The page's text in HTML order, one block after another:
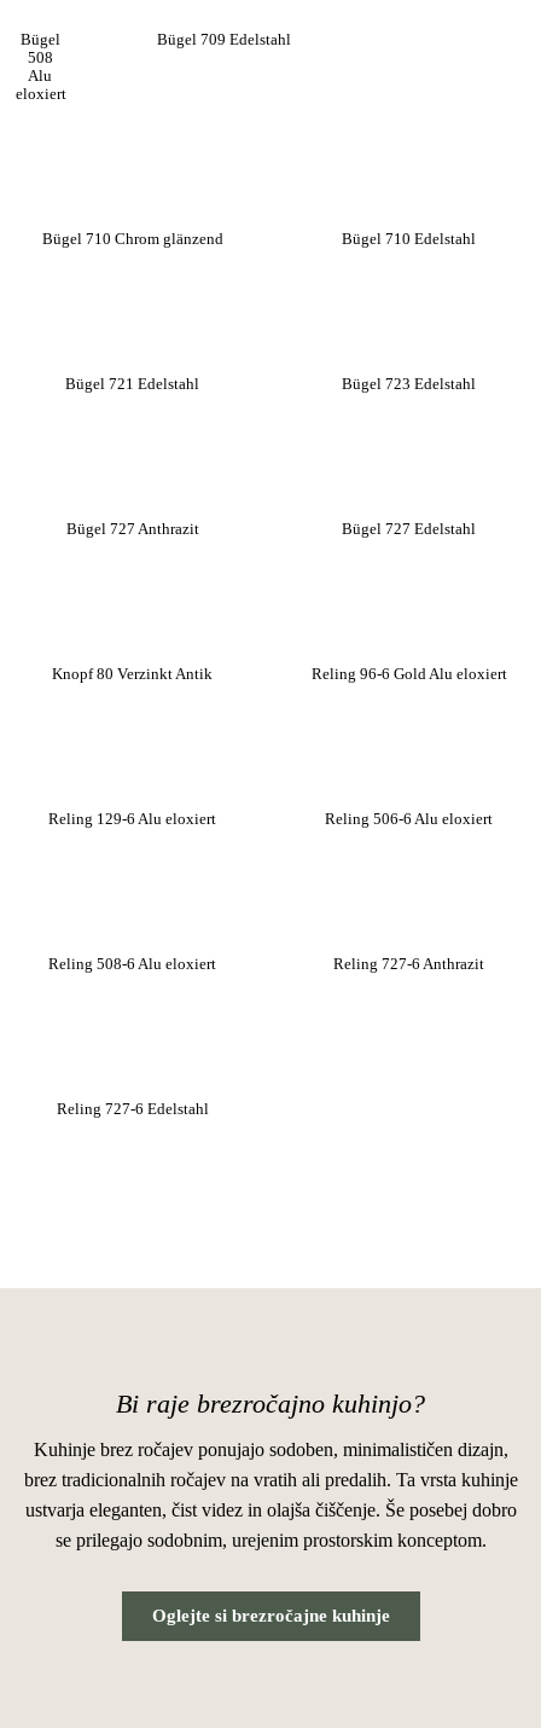
Bügel
508
Alu
eloxiert
Bügel 709 Edelstahl
Bügel 710 Chrom glänzend Bügel 710 Edelstahl
Bügel 721 Edelstahl Bügel 723 Edelstahl
Bügel 727 Anthrazit Bügel 727 Edelstahl
Knopf 80 Verzinkt Antik Reling 96-6 Gold Alu eloxiert
Reling 129-6 Alu eloxiert Reling 506-6 Alu eloxiert
Reling 508-6 Alu eloxiert Reling 727-6 Anthrazit
Reling 727-6 Edelstahl
Bi raje brezročajno kuhinjo?
Kuhinje brez ročajev ponujajo sodoben, minimalističen dizajn,
brez tradicionalnih ročajev na vratih ali predalih. Ta vrsta kuhinje
ustvarja eleganten, čist videz in olajša čiščenje. Še posebej dobro
se prilegajo sodobnim, urejenim prostorskim konceptom.
Oglejte si brezročajne kuhinje